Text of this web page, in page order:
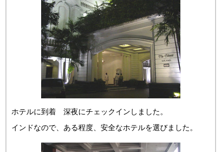
ホテルに到着 深夜にチェックインしました。
インドなので、ある程度、安全なホテルを選びました。